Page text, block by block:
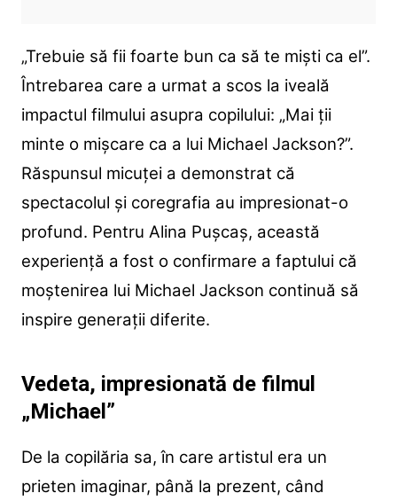
„Trebuie să fii foarte bun ca să te miști ca el”.
Întrebarea care a urmat a scos la iveală
impactul filmului asupra copilului: „Mai ții
minte o mișcare ca a lui Michael Jackson?”.
Răspunsul micuței a demonstrat că
spectacolul și coregrafia au impresionat-o
profund. Pentru Alina Pușcaș, această
experiență a fost o confirmare a faptului că
moștenirea lui Michael Jackson continuă să
inspire generații diferite.
Vedeta, impresionată de filmul
„Michael”
De la copilăria sa, în care artistul era un
prieten imaginar, până la prezent, când